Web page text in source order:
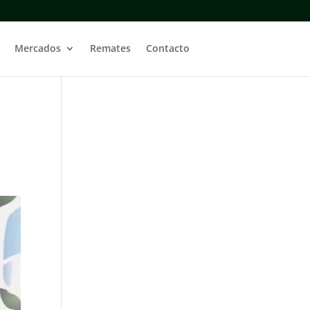
Mercados Remates Contacto